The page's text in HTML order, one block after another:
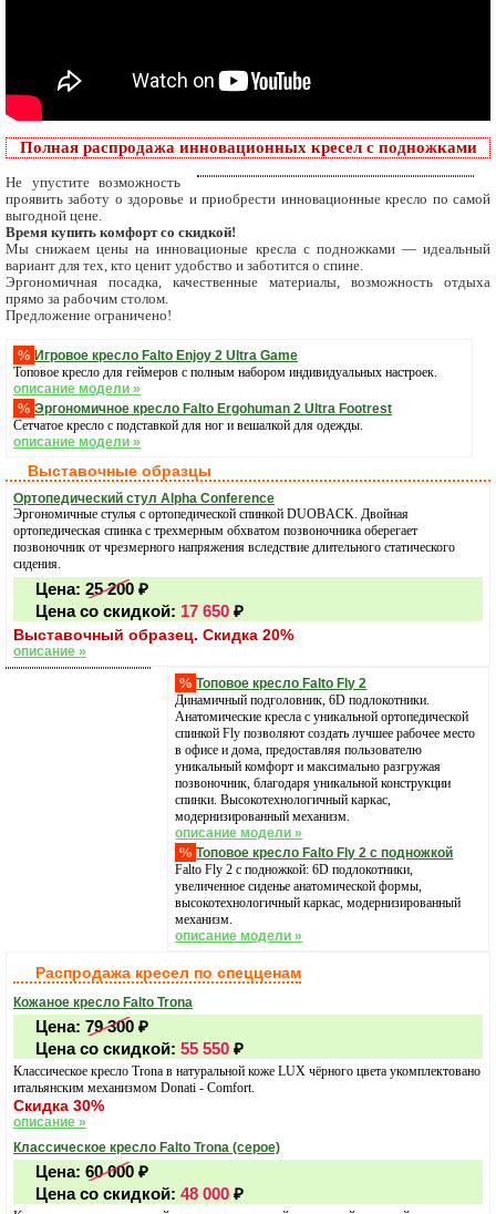
Полная распродажа инновационных кресел с подножками
Не упустите возможность
проявить заботу о здоровье и приобрести инновационные кресло по самой
выгодной цене.
Время купить комфорт со скидкой!
Мы снижаем цены на инновационые кресла с подножками — идеальный
вариант для тех, кто ценит удобство и заботится о спине.
Эргономичная посадка, качественные материалы, возможность отдыха
прямо за рабочим столом.
Предложение ограничено!
% Игровое кресло Falto Enjoy 2 Ultra Game
Топовое кресло для геймеров с полным набором индивидуальных настроек.
описание модели »
% Эргономичное кресло Falto Ergohuman 2 Ultra Footrest
Сетчатое кресло с подставкой для ног и вешалкой для одежды.
описание модели »
Выставочные образцы
Ортопедический стул Alpha Conference
Эргономичные стулья с ортопедической спинкой DUOBACK. Двойная
ортопедическая спинка с трехмерным обхватом позвоночника оберегает
позвоночник от чрезмерного напряжения вследствие длительного статического
сидения.
Цена: 25 200 ₽
Цена со скидкой: 17 650 ₽
Выставочный образец. Скидка 20%
описание »
% Топовое кресло Falto Fly 2
Динамичный подголовник, 6D подлокотники.
Анатомические кресла с уникальной ортопедической
спинкой Fly позволяют создать лучшее рабочее место
в офисе и дома, предоставляя пользователю
уникальный комфорт и максимально разгружая
позвоночник, благодаря уникальной конструкции
спинки. Высокотехнологичный каркас,
модернизированный механизм.
описание модели »
% Топовое кресло Falto Fly 2 с подножкой
Falto Fly 2 с подножкой: 6D подлокотники,
увеличенное сиденье анатомической формы,
высокотехнологичный каркас, модернизированный
механизм.
описание модели »
Распродажа кресел по спецценам
Кожаное кресло Falto Trona
Цена: 79 300 ₽
Цена со скидкой: 55 550 ₽
Классическое кресло Trona в натуральной коже LUX чёрного цвета укомплектовано
итальянским механизмом Donati - Comfort.
Скидка 30%
описание »
Классическое кресло Falto Trona (серое)
Цена: 60 000 ₽
Цена со скидкой: 48 000 ₽